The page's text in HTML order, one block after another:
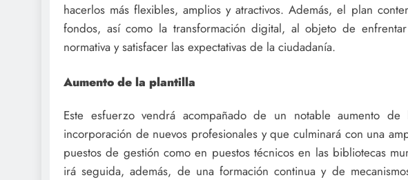
hacerlos más flexibles, amplios y atractivos. Además, el plan
fondos, así como la transformación digital, al objeto de
normativa y satisfacer las expectativas de la ciudadanía.
Aumento de la plantilla
Este esfuerzo vendrá acompañado de un notable aumento
incorporación de nuevos profesionales y que culminará con una
puestos de gestión como en puestos técnicos en las bibliotecas
irá seguida, además, de una formación continua y de